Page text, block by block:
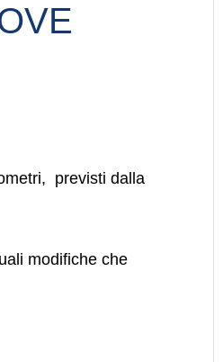
previsti dalla
modifiche che